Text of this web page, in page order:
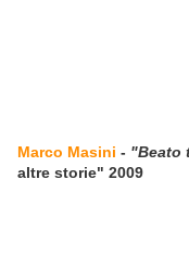
Marco Masini - "Beato
altre storie" 2009